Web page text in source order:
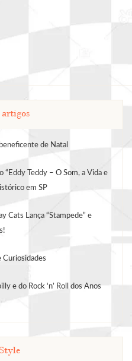
de Natal
Teddy – O Som, a Vida e
em SP
Cats Lança “Stampede” e
e do Rock ‘n’ Roll dos Anos